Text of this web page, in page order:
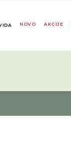
NOVO AKCIJE